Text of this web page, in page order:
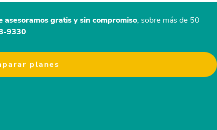
asesoramos gratis y sin compromiso, sobre más de 50
9330
planes